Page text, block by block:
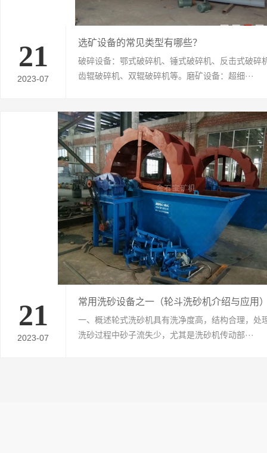
21
2023-07
选矿设备的常见类型有哪些？
破碎设备：鄂式破碎机、锤式破碎机、反击式破碎
齿辊破碎机、双辊破碎机等。磨矿设备：超细···
21
2023-07
常用洗砂设备之一（轮斗洗砂机介绍与应用
一、概述轮式洗砂机具有洗净度高，结构合理，处
洗砂过程中砂子流失少，尤其是洗砂机传动部···